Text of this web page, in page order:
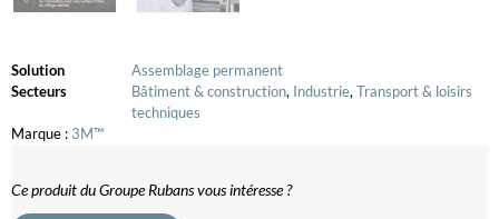
Solution
Assemblage permanent
Secteurs
Bâtiment & construction, Industrie, Transport & loisirs
techniques
Marque : 3M™
Ce produit du Groupe Rubans vous intéresse ?